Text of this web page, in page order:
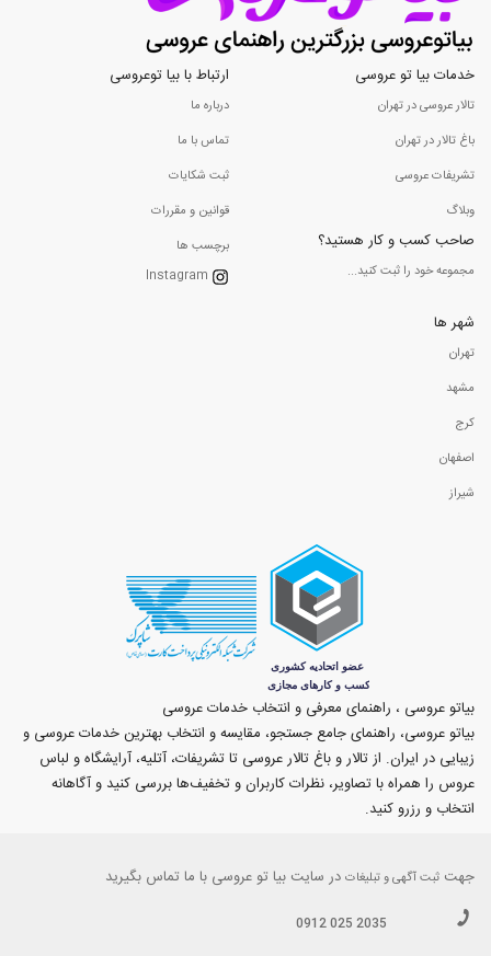
خدمات بیا تو عروسی
تالار عروسی در تهران
باغ تالار در تهران
تشریفات عروسی
وبلاگ
صاحب کسب و کار هستید؟
مجموعه خود را ثبت کنید...
ارتباط با بیا توعروسی
درباره ما
تماس با ما
ثبت شکایات
قوانین و مقررات
برچسب ها
Instagram
شهر ها
تهران
مشهد
کرج
اصفهان
شیراز
بیاتو عروسی ، راهنمای معرفی و انتخاب خدمات عروسی
بیاتو عروسی، راهنمای جامع جستجو، مقایسه و انتخاب بهترین خدمات عروسی و
زیبایی در ایران. از تالار و باغ تالار عروسی تا تشریفات، آتلیه، آرایشگاه و لباس
عروس را همراه با تصاویر، نظرات کاربران و تخفیف‌ها بررسی کنید و آگاهانه
انتخاب و رزرو کنید.
جهت ثبت آگهی و تبلیغات در سایت بیا تو عروسی با ما تماس بگیرید
0912 025 2035